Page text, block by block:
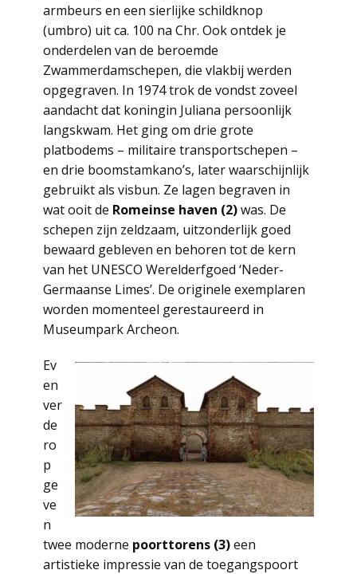
armbeurs en een sierlijke schildknop
(umbro) uit ca. 100 na Chr. Ook ontdek je
onderdelen van de beroemde
Zwammerdamschepen, die vlakbij werden
opgegraven. In 1974 trok de vondst zoveel
aandacht dat koningin Juliana persoonlijk
langskwam. Het ging om drie grote
platbodems – militaire transportschepen –
en drie boomstamkano’s, later waarschijnlijk
gebruikt als visbun. Ze lagen begraven in
wat ooit de Romeinse haven (2)was. De
schepen zijn zeldzaam, uitzonderlijk goed
bewaard gebleven en behoren tot de kern
van het UNESCO Werelderfgoed ‘Neder-
Germaanse Limes’. De originele exemplaren
worden momenteel gerestaureerd in
Museumpark Archeon.
Ev
en
ver
de
ro
p
ge
ve
n
twee moderne poorttorens (3)een
artistieke impressie van de toegangspoort